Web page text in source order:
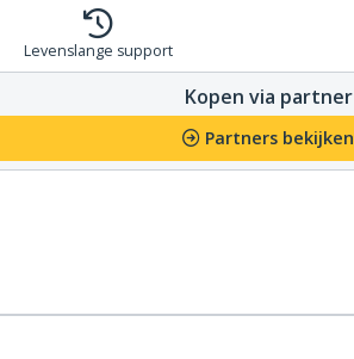
Levenslange support
Kopen via partner
Partners bekijken